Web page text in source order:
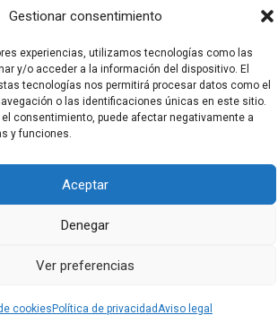
Gestionar consentimiento
experiencias, utilizamos tecnologías como las
y/o acceder a la información del dispositivo. El
tecnologías nos permitirá procesar datos como el
o las identificaciones únicas en este sitio.
consentimiento, puede afectar negativamente a
y funciones.
Aceptar
Denegar
Ver preferencias
cookies Política de privacidadAviso legal
© 2026 El Funerario Digital | Funciona
aTema Astra para WordPress